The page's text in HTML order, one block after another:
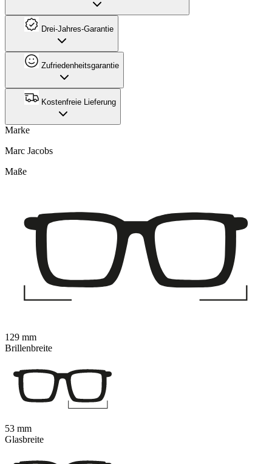
Drei-Jahres-Garantie
Zufriedenheitsgarantie
Kostenfreie Lieferung
Marke
Marc Jacobs
Maße
129 mm
Brillenbreite
53 mm
Glasbreite